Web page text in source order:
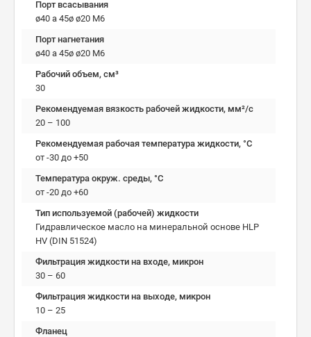
Порт всасывания
ø40 a 45ø ø20 М6
Порт нагнетания
ø40 a 45ø ø20 М6
Рабочий объем, см³
30
Рекомендуемая вязкость рабочей жидкости, мм²/с
20 – 100
Рекомендуемая рабочая температура жидкости, °C
от -30 до +50
Температура окруж. среды, °C
от -20 до +60
Тип используемой (рабочей) жидкости
Гидравлическое масло на минеральной основе HLP
HV (DIN 51524)
Фильтрация жидкости на входе, микрон
30 – 60
Фильтрация жидкости на выходе, микрон
10 – 25
Фланец